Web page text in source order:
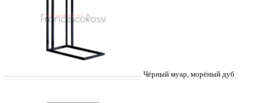
Чёрный муар, морёный дуб